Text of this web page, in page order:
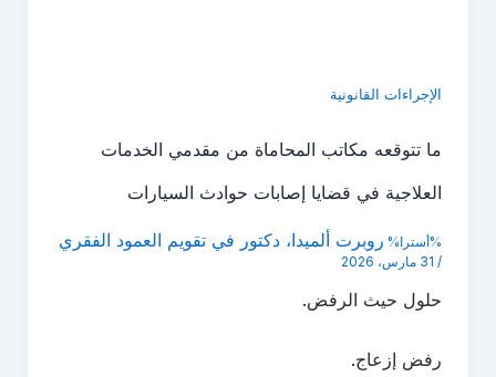
الإجراءات القانونية
ما تتوقعه مكاتب المحاماة من مقدمي الخدمات
العلاجية في قضايا إصابات حوادث السيارات
%أسترا% روبرت ألميدا، دكتور في تقويم العمود الفقري
/ 31 مارس، 2026
حلول حيث الرفض.
رفض إزعاج.